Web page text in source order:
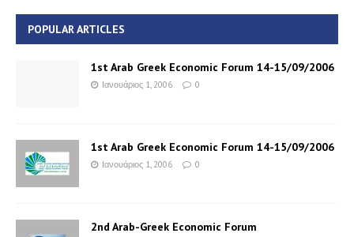
POPULAR ARTICLES
1st Arab Greek Economic Forum 14-15/09/2006
Ιανουάριος 1, 2006 0
1st Arab Greek Economic Forum 14-15/09/2006
Ιανουάριος 1, 2006 0
2nd Arab-Greek Economic Forum